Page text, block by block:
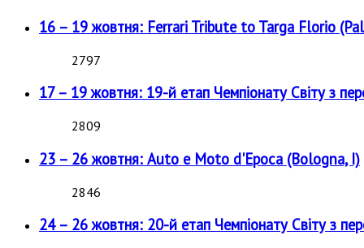
16 – 19 жовтня: Ferrari Tribute to Targa Florio
2797
17 – 19 жовтня: 19-й етап Чемпіонату Світу з
2809
23 – 26 жовтня: Auto e Moto d'Epoca (Bologna, I)
2846
24 – 26 жовтня: 20-й етап Чемпіонату Світу з